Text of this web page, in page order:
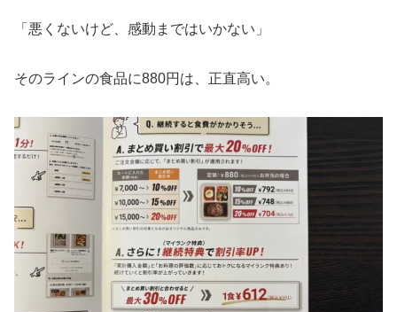
「悪くないけど、感動まではいかない」
そのラインの食品に880円は、正直高い。